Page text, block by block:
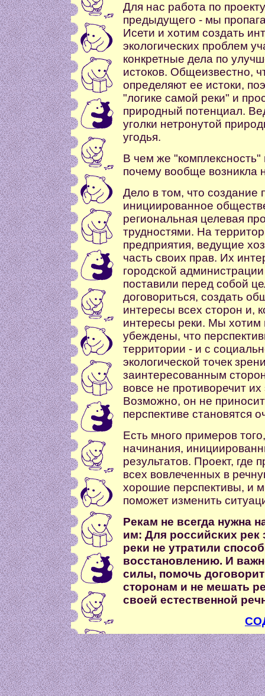
Для нас работа по
предыдущего - мы
Исети и хотим создать
экологических проблем
конкретные дела по
истоков. Общеизвестно,
определяют ее истоки,
"логике самой реки" и
природный потенциал.
уголки нетронутой
угодья.
В чем же "комплексность"
почему вообще возникла
Дело в том, что создание
инициированное
региональная целевая
трудностями. На
предприятия, ведущие
часть своих прав. Их
городской
поставили перед собой
договориться, создать
интересы всех сторон и,
интересы реки. Мы
убеждены, что
территории - и с
экологической точек
заинтересованным
вовсе не противоречит
Возможно, он не
перспективе становятся
Есть много примеров
начинания,
результатов. Проект, где
всех вовлеченных в
хорошие перспективы, и
поможет изменить
Рекам не всегда нужна
им: Для российских рек
реки не утратили
восстановлению. И
силы, помочь
сторонам и не мешать
своей естественной